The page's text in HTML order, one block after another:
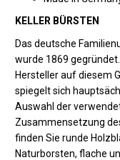
KELLER BÜRSTEN
Das deutsche
wurde 1869
Hersteller auf diesem
spiegelt sich
Auswahl der
Zusammensetzung
finden Sie runde
Naturborsten, flache